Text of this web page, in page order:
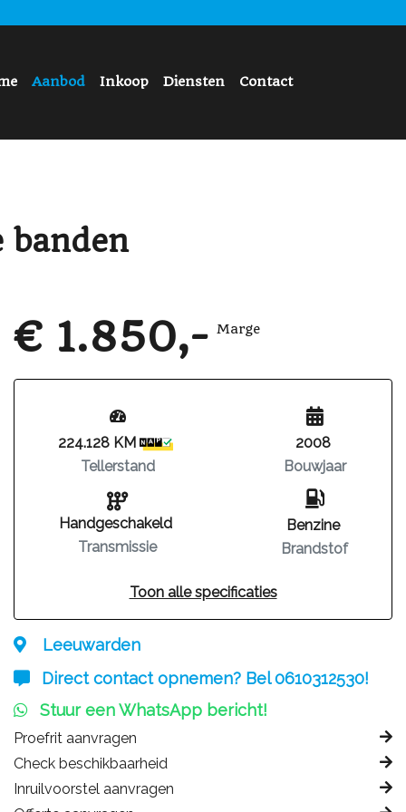
Aanbod Inkoop Diensten Contact
banden
€ 1.850,- Marge
224.128 KM
Tellerstand
Handgeschakeld
Transmissie
2008
Bouwjaar
Benzine
Brandstof
Toon alle specificaties
Leeuwarden
Direct contact opnemen? Bel 0610312530!
Stuur een WhatsApp bericht!
Proefrit aanvragen
Check beschikbaarheid
Inruilvoorstel aanvragen